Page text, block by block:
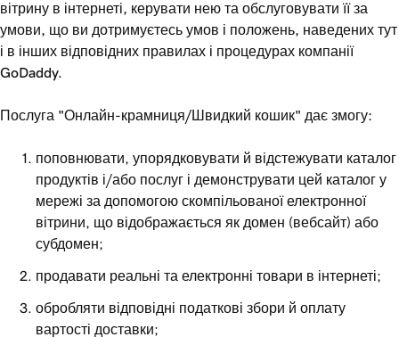
вітрину в інтернеті, керувати нею та обслуговувати її за
умови, що ви дотримуєтесь умов і положень, наведених тут
і в інших відповідних правилах і процедурах компанії
GoDaddy.
Послуга "Онлайн-крамниця/Швидкий кошик" дає змогу:
поповнювати, упорядковувати й відстежувати каталог
продуктів і/або послуг і демонструвати цей каталог у
мережі за допомогою скомпільованої електронної
вітрини, що відображається як домен (вебсайт) або
субдомен;
продавати реальні та електронні товари в інтернеті;
обробляти відповідні податкові збори й оплату
вартості доставки;